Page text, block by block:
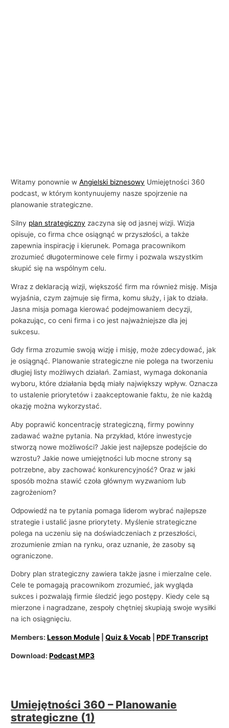
Witamy ponownie wAngielski biznesowy Umiejętności 360
podcast, w którym kontynuujemy nasze spojrzenie na
planowanie strategiczne.
Silny plan strategiczny zaczyna się od jasnej wizji. Wizja
opisuje, co firma chce osiągnąć w przyszłości, a także
zapewnia inspirację i kierunek. Pomaga pracownikom
zrozumieć długoterminowe cele firmy i pozwala wszystkim
skupić się na wspólnym celu.
Wraz z deklaracją wizji, większość firm ma również misję. Misja
wyjaśnia, czym zajmuje się firma, komu służy, i jak to działa.
Jasna misja pomaga kierować podejmowaniem decyzji,
pokazując, co ceni firma i co jest najważniejsze dla jej
sukcesu.
Gdy firma zrozumie swoją wizję i misję, może zdecydować, jak
je osiągnąć. Planowanie strategiczne nie polega na tworzeniu
długiej listy możliwych działań. Zamiast, wymaga dokonania
wyboru, które działania będą miały największy wpływ. Oznacza
to ustalenie priorytetów i zaakceptowanie faktu, że nie każdą
okazję można wykorzystać.
Aby poprawić koncentrację strategiczną, firmy powinny
zadawać ważne pytania. Na przykład, które inwestycje
stworzą nowe możliwości? Jakie jest najlepsze podejście do
wzrostu? Jakie nowe umiejętności lub mocne strony są
potrzebne, aby zachować konkurencyjność? Oraz w jaki
sposób można stawić czoła głównym wyzwaniom lub
zagrożeniom?
Odpowiedź na te pytania pomaga liderom wybrać najlepsze
strategie i ustalić jasne priorytety. Myślenie strategiczne
polega na uczeniu się na doświadczeniach z przeszłości,
zrozumienie zmian na rynku, oraz uznanie, że zasoby są
ograniczone.
Dobry plan strategiczny zawiera także jasne i mierzalne cele.
Cele te pomagają pracownikom zrozumieć, jak wygląda
sukces i pozwalają firmie śledzić jego postępy. Kiedy cele są
mierzone i nagradzane, zespoły chętniej skupiają swoje wysiłki
na ich osiągnięciu.
Members:Lesson Module |Quiz & Vocab |PDF Transcript
Download:Podcast MP3
Umiejętności 360 – Planowanie
strategiczne (1)